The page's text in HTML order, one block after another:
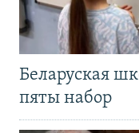
Беларуская
пяты набор